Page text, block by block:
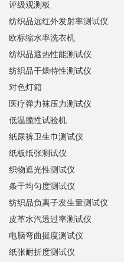
评级观测板
纺织品远红外发射率测试仪
欧标缩水率洗衣机
纺织品遮热性能测试仪
纺织品干燥特性测试仪
对色灯箱
医疗弹力袜压力测试仪
低温脆性试验机
纸尿裤卫生巾测试仪
纸板纸张测试仪
织物遮光性测试仪
条干均匀度测试仪
纺织品负离子发生量测试仪
皮革水汽透过率测试仪
电脑弯曲挺度测试仪
纸张耐折度测试仪